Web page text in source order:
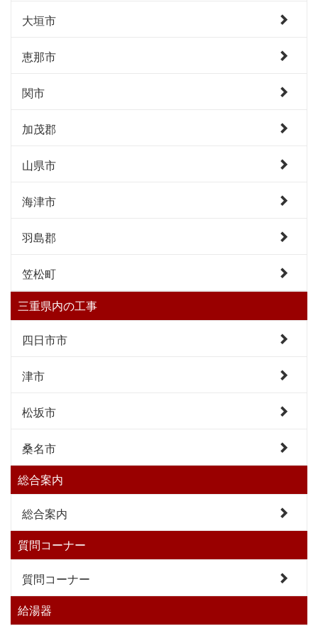
大垣市
恵那市
関市
加茂郡
山県市
海津市
羽島郡
笠松町
三重県内の工事
四日市市
津市
松坂市
桑名市
総合案内
総合案内
質問コーナー
質問コーナー
給湯器